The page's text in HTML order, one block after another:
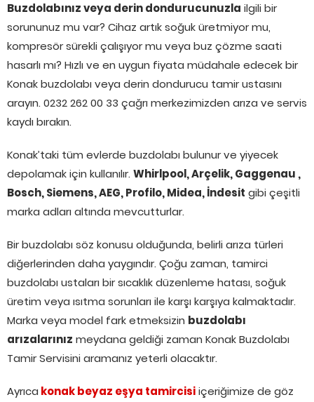
Buzdolabınız veya derin dondurucunuzla ilgili bir
sorununuz mu var? Cihaz artık soğuk üretmiyor mu,
kompresör sürekli çalışıyor mu veya buz çözme saati
hasarlı mı? Hızlı ve en uygun fiyata müdahale edecek bir
Konak buzdolabı veya derin dondurucu tamir ustasını
arayın. 0232 262 00 33 çağrı merkezimizden arıza ve servis
kaydı bırakın.
Konak’taki tüm evlerde buzdolabı bulunur ve yiyecek
depolamak için kullanılır. Whirlpool, Arçelik, Gaggenau ,
Bosch, Siemens, AEG, Profilo, Midea, İndesit gibi çeşitli
marka adları altında mevcutturlar.
Bir buzdolabı söz konusu olduğunda, belirli arıza türleri
diğerlerinden daha yaygındır. Çoğu zaman, tamirci
buzdolabı ustaları bir sıcaklık düzenleme hatası, soğuk
üretim veya ısıtma sorunları ile karşı karşıya kalmaktadır.
Marka veya model fark etmeksizin buzdolabı
arızalarınız meydana geldiği zaman Konak Buzdolabı
Tamir Servisini aramanız yeterli olacaktır.
Ayrıca konak beyaz eşya tamircisiiçeriğimize de göz